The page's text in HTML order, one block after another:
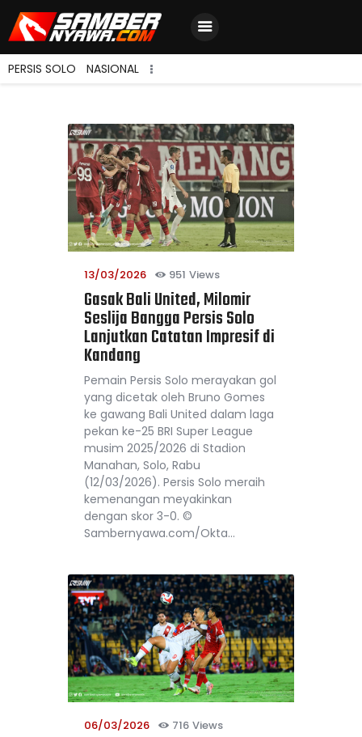
PERSIS SOLO NASIONAL
Berita Terbaru
Jadwal & Hasil
Klasemen
13/03/2026 951 Views
Gasak Bali United, Milomir
Seslija Bangga Persis Solo
Lanjutkan Catatan Impresif di
Kandang
Pemain Persis Solo merayakan gol
yang dicetak oleh Bruno Gomes
ke gawang Bali United dalam laga
pekan ke-25 BRI Super League
musim 2025/2026 di Stadion
Manahan, Solo, Rabu
(12/03/2026). Persis Solo meraih
kemenangan meyakinkan
dengan skor 3-0. ©
Sambernyawa.com/Okta…
06/03/2026 716 Views